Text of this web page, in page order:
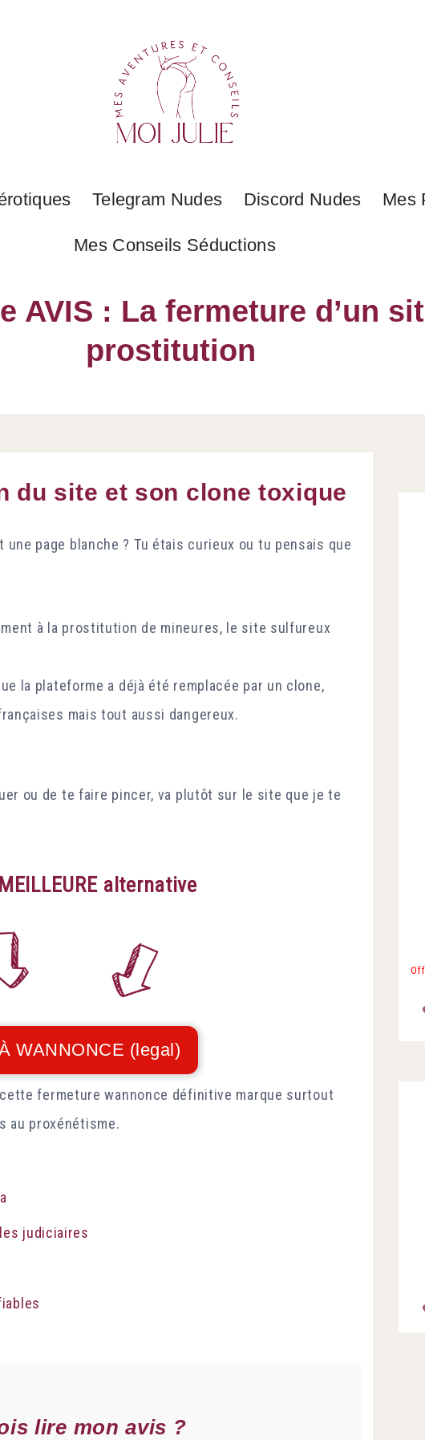
Telegram Nudes Discord Nudes Mes
Mes Conseils Séductions
AVIS : La fermeture d’un
prostitution
du site et son clone toxique
page blanche ? Tu étais curieux ou tu pensais que
à la prostitution de mineures, le site sulfureux
la plateforme a déjà été remplacée par un clone,
mais tout aussi dangereux.
ou de te faire pincer, va plutôt sur le site que je te
alternative
WANNONCE (legal)
fermeture wannonce définitive marque surtout
au proxénétisme.
judiciaires
lire mon avis ?